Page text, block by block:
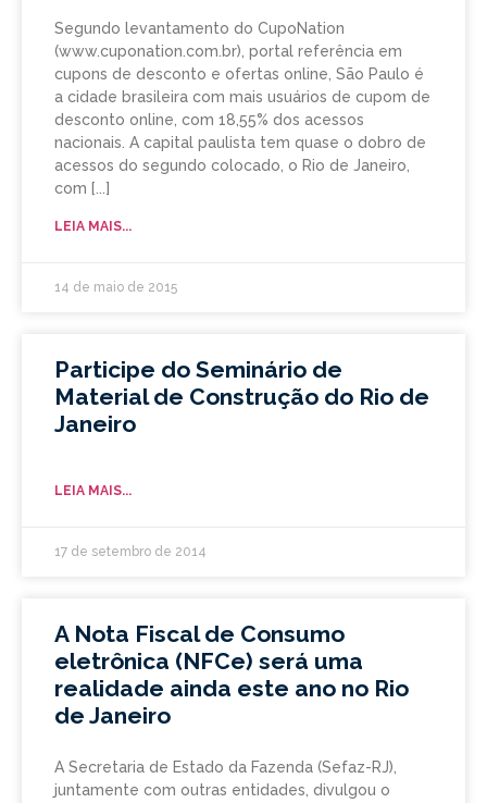
Segundo levantamento do CupoNation
(www.cuponation.com.br), portal referência em
cupons de desconto e ofertas online, São Paulo é
a cidade brasileira com mais usuários de cupom de
desconto online, com 18,55% dos acessos
nacionais. A capital paulista tem quase o dobro de
acessos do segundo colocado, o Rio de Janeiro,
com
LEIA MAIS...
14 de maio de 2015
Participe do Seminário de
Material de Construção do Rio de
Janeiro
LEIA MAIS...
17 de setembro de 2014
A Nota Fiscal de Consumo
eletrônica (NFCe) será uma
realidade ainda este ano no Rio
de Janeiro
A Secretaria de Estado da Fazenda (Sefaz-RJ),
juntamente com outras entidades, divulgou o